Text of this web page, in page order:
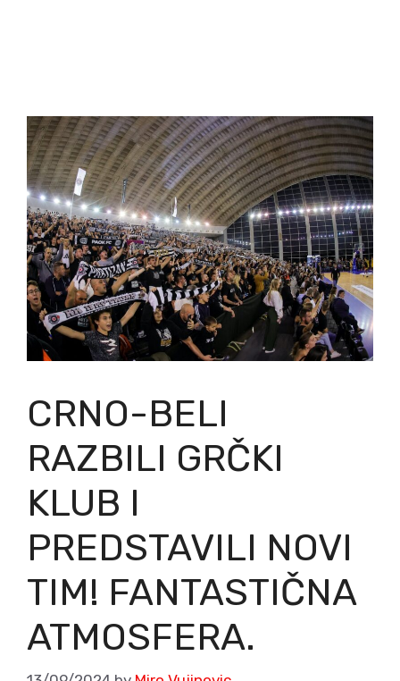
CRNO-BELI
RAZBILI GRČKI
KLUB I
PREDSTAVILI NOVI
TIM! FANTASTIČNA
ATMOSFERA.